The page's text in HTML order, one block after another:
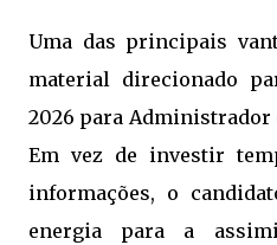
Uma das principais
material direcionado
2026 para Administrador
Em vez de investir
informações, o
energia para a